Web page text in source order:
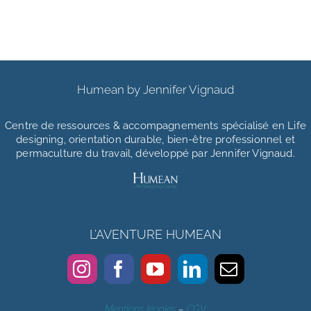
Humean by Jennifer Vignaud
Centre de ressources & accompagnements spécialisé en Life
designing, orientation durable, bien-être professionnel et
permaculture du travail, développé par Jennifer Vignaud.
L’AVENTURE HUMEAN
Mentions légales – CGV